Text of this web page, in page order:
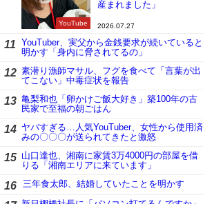
YouTube
産まれました」
2026.07.27
11
YouTuber、実父から金銭要求が続いていると
明かす「身内に脅されてるの」
12 素潜り漁師マサル、フグを食べて「言葉が出
てこない」中毒症状を報告
13 亀梨和也「卵かけご飯大好き」築100年の古
民家で至福の朝ごはん
14 ヤバすぎる…人気YouTuber、女性から使用済
みの〇〇〇が送られてきたと激怒
15 山口達也、湘南に家賃3万4000円の部屋を借
りる「湘南エリアに来ています」
16 三年食太郎、結婚していたことを明かす